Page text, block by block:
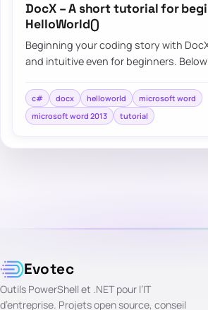
DocX – A short tutorial for
HelloWorld()
Beginning your coding story with
and intuitive even for beginners.
c# docx helloworld
microsoft word
microsoft word 2013
tutorial
Evotec
Outils PowerShell et .NET pour l’IT
d’entreprise. Projets open source, conseil